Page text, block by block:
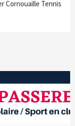
Cornouaille Tennis